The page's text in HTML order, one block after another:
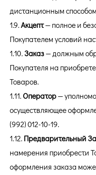
дистанционным
1.9.Акцепт— полное и
Покупателем условий
1.10. Заказ— должным
Покупателя на
Товаров.
1.11.Оператор—
осуществляющее
(992) 012-10-19.
1.12. Предварительный
намерения приобрести
оформления заказа